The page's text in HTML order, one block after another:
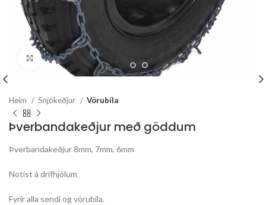
Stækka mynd
Heim Snjókeðjur Vörubíla
Þverbandakeðjur með göddum
Þverbandakeðjur 8mm, 7mm, 6mm
Notist á drifhjólum
Fyrir alla sendi og vörubíla.